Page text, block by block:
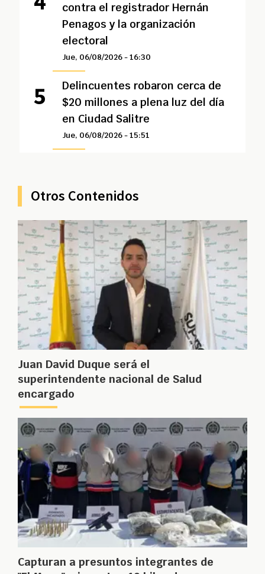
contra el registrador Hernán
Penagos y la organización
electoral
Jue, 06/08/2026 - 16:30
Delincuentes robaron cerca de
$20 millones a plena luz del día
en Ciudad Salitre
Jue, 06/08/2026 - 15:51
Otros Contenidos
Juan David Duque será el
superintendente nacional de Salud
encargado
Capturan a presuntos integrantes de